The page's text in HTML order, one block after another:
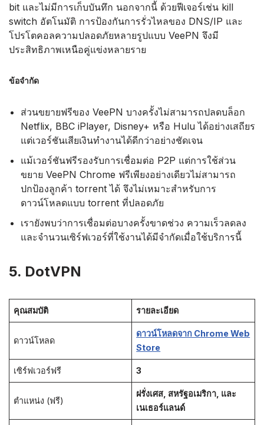
bit และไม่มีการเก็บบันทึก นอกจากนี้ ด้วยฟีเจอร์เช่น kill
switch อัตโนมัติ การป้องกันการรั่วไหลของ DNS/IP และ
โปรโตคอลความปลอดภัยหลายรูปแบบ VeePN จึงมี
ประสิทธิภาพเหนือคู่แข่งหลายราย
ข้อจำกัด
ส่วนขยายฟรีของ VeePN บางครั้งไม่สามารถปลดบล็อก
Netflix, BBC iPlayer, Disney+ หรือ Hulu ได้อย่างเสถียร
แต่เวอร์ชันเสียเงินทำงานได้ดีกว่าอย่างชัดเจน
แม้เวอร์ชันฟรีรองรับการเชื่อมต่อ P2P แต่การใช้ส่วน
ขยาย VeePN Chrome ฟรีเพียงอย่างเดียวไม่สามารถ
ปกป้องลูกค้า torrent ได้ จึงไม่เหมาะสำหรับการ
ดาวน์โหลดแบบ torrent ที่ปลอดภัย
เรายังพบว่าการเชื่อมต่อบางครั้งขาดช่วง ความเร็วลดลง
และจำนวนเซิร์ฟเวอร์ที่ใช้งานได้มีจำกัดเมื่อใช้บริการนี้
5. DotVPN
คุณสมบัติ รายละเอียด
ดาวน์โหลด
ดาวน์โหลดจาก Chrome Web
Store
เซิร์ฟเวอร์ฟรี 3
ตำแหน่ง (ฟรี)
ฝรั่งเศส, สหรัฐอเมริกา, และ
เนเธอร์แลนด์